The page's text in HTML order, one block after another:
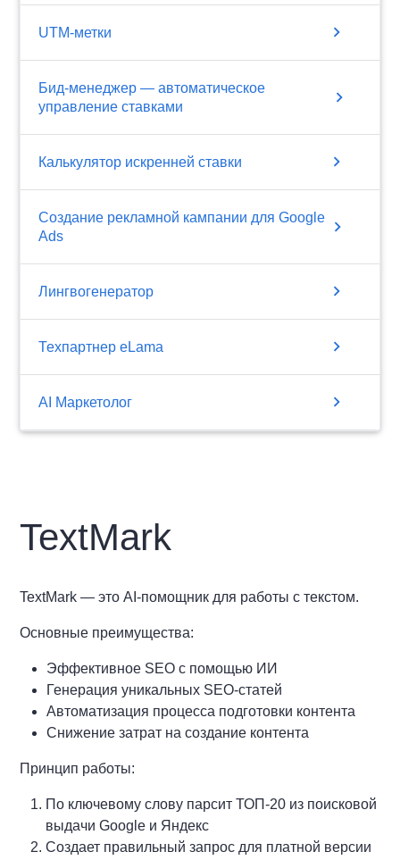
UTM-метки chevron_right
Бид-менеджер — автоматическое
управление ставками
chevron_right
Калькулятор искренней ставки chevron_right
Создание рекламной кампании для Google
Ads
chevron_right
Лингвогенератор chevron_right
Техпартнер eLama chevron_right
AI Маркетолог chevron_right
TextMark
TextMark — это AI-помощник для работы с текстом.
Основные преимущества:
Эффективное SEO с помощью ИИ
Генерация уникальных SEO-статей
Автоматизация процесса подготовки контента
Снижение затрат на создание контента
Принцип работы:
По ключевому слову парсит ТОП-20 из поисковой
выдачи Google и Яндекс
Создает правильный запрос для платной версии